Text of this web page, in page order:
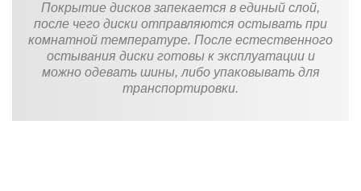
Покрытие дисков запекается в единый слой,
после чего диски отправляются остывать при
комнатной температуре. После естественного
остывания диски готовы к эксплуатации и
можно одевать шины, либо упаковывать для
транспортировки.